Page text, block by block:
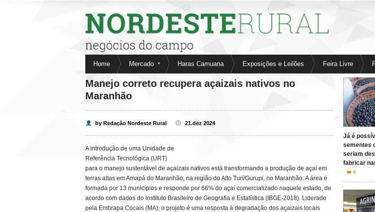
Nordeste Rural
Fale conosco Anuncie aqui
Home Mercado Haras Camuana Exposições e Leilões Feira Livre
Manejo correto recupera açaizais nativos no
Maranhão
by Redação Nordeste Rural 21.dez 2024
A introdução de uma Unidade de
Referência Tecnológica (URT)
para o manejo sustentável de açaizais nativos está transformando a produção de açaí em
terras altas em Amapá do Maranhão, na região do Alto Turí/Gurupi, no Maranhão. A área é
formada por 13 municípios e responde por 66% do açaí comercializado naquele estado, de
acordo com dados do Instituto Brasileiro de Geografia e Estatística (IBGE-2018). Liderado
pela Embrapa Cocais (MA), o projeto é uma resposta à degradação dos açaizais locais
Já é
sementes
seriam
fabricar
0